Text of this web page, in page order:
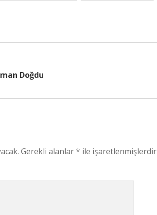
Doğdu
Gerekli alanlar* ile işaretlenmişlerdir